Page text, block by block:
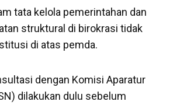
tata kelola pemerintahan dan
struktural di birokrasi tidak
di atas pemda.
dengan Komisi Aparatur
dilakukan dulu sebelum